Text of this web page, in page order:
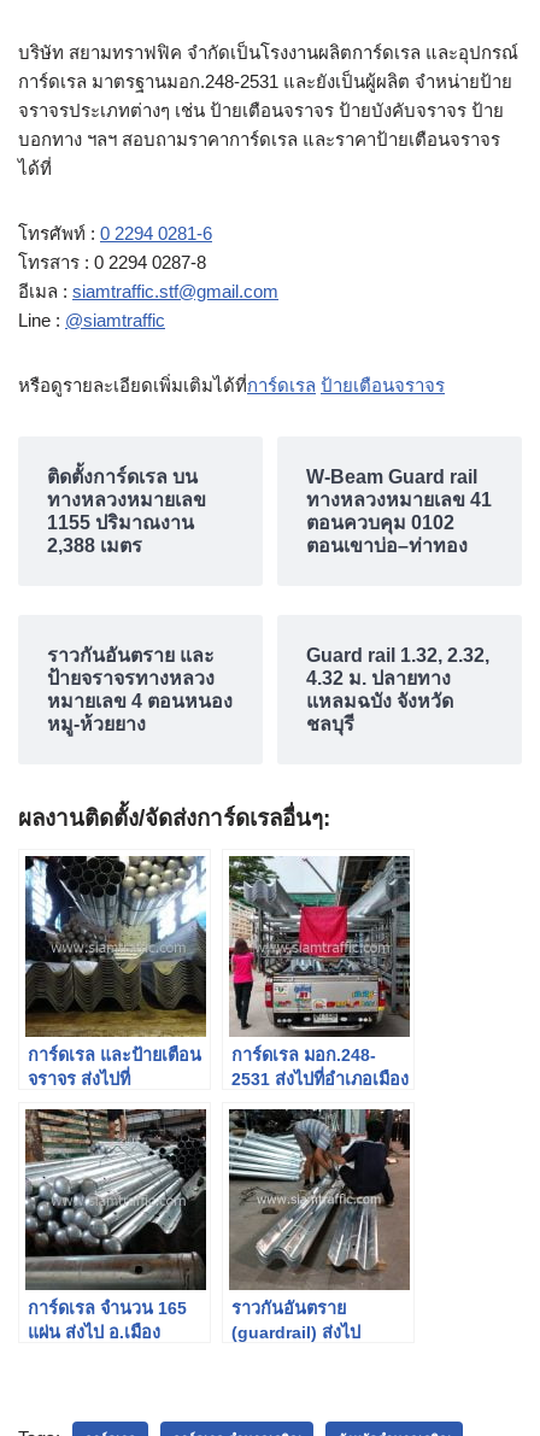
บริษัท สยามทราฟฟิค จำกัดเป็นโรงงานผลิตการ์ดเรล และอุปกรณ์
การ์ดเรล มาตรฐานมอก.248-2531 และยังเป็นผู้ผลิต จำหน่ายป้าย
จราจรประเภทต่างๆ เช่น ป้ายเตือนจราจร ป้ายบังคับจราจร ป้าย
บอกทาง ฯลฯ สอบถามราคาการ์ดเรล และราคาป้ายเตือนจราจร
ได้ที่
โทรศัพท์ : 0 2294 0281-6
โทรสาร : 0 2294 0287-8
อีเมล : siamtraffic.stf@gmail.com
Line : @siamtraffic
หรือดูรายละเอียดเพิ่มเติมได้ที่การ์ดเรล ป้ายเตือนจราจร
ติดตั้งการ์ดเรล บน
ทางหลวงหมายเลข
1155 ปริมาณงาน
2,388 เมตร
W-Beam Guard rail
ทางหลวงหมายเลข 41
ตอนควบคุม 0102
ตอนเขาบ่อ–ท่าทอง
ราวกันอันตราย และ
ป้ายจราจรทางหลวง
หมายเลข 4 ตอนหนอง
หมู-ห้วยยาง
Guard rail 1.32, 2.32,
4.32 ม. ปลายทาง
แหลมฉบัง จังหวัด
ชลบุรี
ผลงานติดตั้ง/จัดส่งการ์ดเรลอื่นๆ:
การ์ดเรล และป้ายเตือน
จราจร ส่งไปที่
จ.อำนาจเจริญ
การ์ดเรล มอก.248-
2531 ส่งไปที่อำเภอเมือง
การ์ดเรล จำนวน 165
แผ่น ส่งไป อ.เมือง
ราวกันอันตราย
(guardrail) ส่งไป